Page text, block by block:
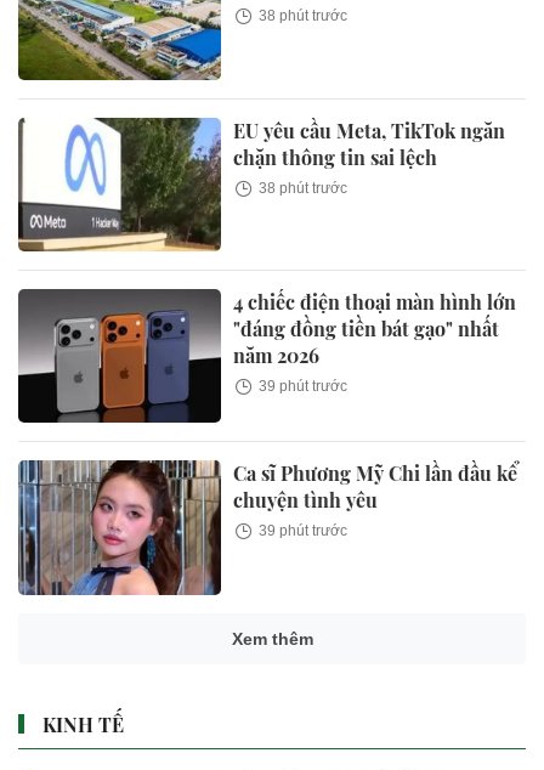
38 phút trước
EU yêu cầu Meta, TikTok ngăn
chặn thông tin sai lệch
38 phút trước
4 chiếc điện thoại màn hình lớn
"đáng đồng tiền bát gạo" nhất
năm 2026
39 phút trước
Ca sĩ Phương Mỹ Chi lần đầu kể
chuyện tình yêu
39 phút trước
Xem thêm
KINH TẾ